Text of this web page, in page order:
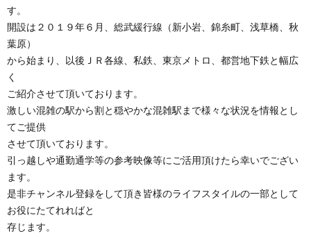
す。
開設は２０１９年６月、総武緩行線（新小岩、錦糸町、浅草橋、秋
葉原）
から始まり、以後ＪＲ各線、私鉄、東京メトロ、都営地下鉄と幅広
く
ご紹介させて頂いております。
激しい混雑の駅から割と穏やかな混雑駅まで様々な状況を情報とし
てご提供
させて頂いております。
引っ越しや通勤通学等の参考映像等にご活用頂けたら幸いでござい
ます。
是非チャンネル登録をして頂き皆様のライフスタイルの一部として
お役にたてれればと
存じます。